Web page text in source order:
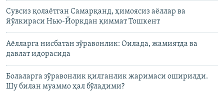
Сувсиз қолаётган Самарқанд, ҳимоясиз аёллар ва
йўлкираси Нью-Йоркдан қиммат Тошкент
Аёлларга нисбатан зўравонлик: Оилада, жамиятда ва
давлат идорасида
Болаларга зўравонлик қилганлик жаримаси оширилди.
Шу билан муаммо ҳал бўладими?